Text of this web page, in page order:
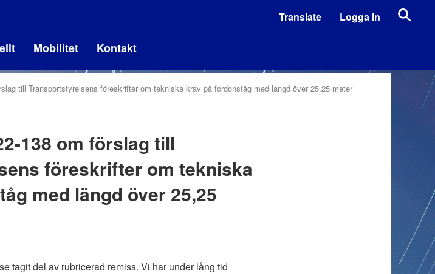
Translate Logga in
Mobilitet Kontakt
till Transportstyrelsens föreskrifter om tekniska krav på fordonståg med längd över 25,25 meter
138 om förslag till
föreskrifter om tekniska
med längd över 25,25
tagit del av rubricerad remiss. Vi har under lång tid